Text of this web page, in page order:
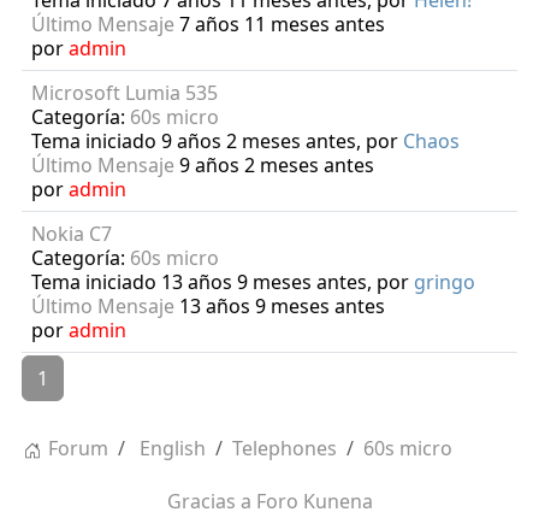
Último Mensaje 7 años 11 meses antes
poradmin
Microsoft Lumia 535
Categoría: 60s micro
Tema iniciado 9 años 2 meses antes, por Chaos
Último Mensaje 9 años 2 meses antes
poradmin
Nokia C7
Categoría: 60s micro
Tema iniciado 13 años 9 meses antes, por gringo
Último Mensaje 13 años 9 meses antes
poradmin
1
Forum English Telephones
60s micro
Gracias a Foro Kunena